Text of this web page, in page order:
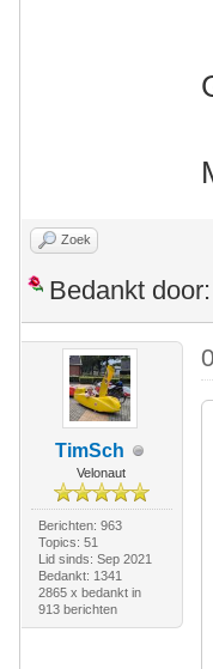
Zoek
Bedankt door:
TimSch
Velonaut
Berichten: 963
Topics: 51
Lid sinds: Sep 2021
Bedankt: 1341
2865 x bedankt in
913 berichten